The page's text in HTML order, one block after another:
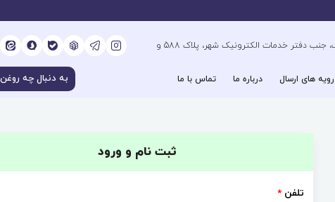
کیلومتر 6 بزرگراه فتح جنوب، جنب دفتر خدمات الکترونیک شهر، پلاک 588 و
رویه های ارسال درباره ما تماس با ما
ثبت نام و ورود
تلفن*